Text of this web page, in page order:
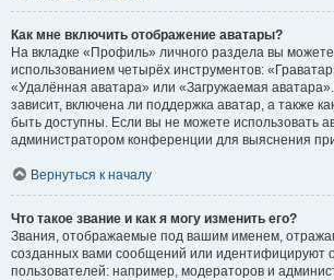
Как мне включить отображение аватары?
На вкладке «Профиль» личного раздела вы
использованием четырёх инструментов:
«Удалённая аватара» или «Загружаемая
зависит, включена ли поддержка аватар, а также
быть доступны. Если вы не можете использовать
администратором конференции для выяснения
Вернуться к началу
Что такое звание и как я могу изменить его?
Звания, отображаемые под вашим именем,
созданных вами сообщений или идентифицируют
пользователей: например, модераторов и